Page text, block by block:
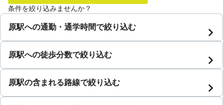
条件を絞り込みませんか？
原駅への通勤・通学時間で絞り込む
原駅への徒歩分数で絞り込む
原駅の含まれる路線で絞り込む